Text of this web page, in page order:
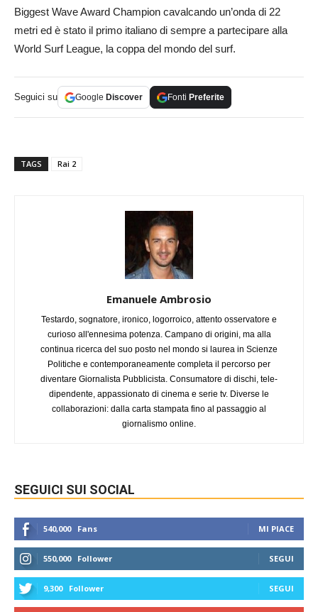
Biggest Wave Award Champion cavalcando un’onda di 22
metri ed è stato il primo italiano di sempre a partecipare alla
World Surf League, la coppa del mondo del surf.
Seguici su Google Discover Fonti Preferite
TAGS Rai 2
Emanuele Ambrosio
Testardo, sognatore, ironico, logorroico, attento osservatore e
curioso all'ennesima potenza. Campano di origini, ma alla
continua ricerca del suo posto nel mondo si laurea in Scienze
Politiche e contemporaneamente completa il percorso per
diventare Giornalista Pubblicista. Consumatore di dischi, tele-
dipendente, appassionato di cinema e serie tv. Diverse le
collaborazioni: dalla carta stampata fino al passaggio al
giornalismo online.
SEGUICI SUI SOCIAL
540,000 Fans MI PIACE
550,000 Follower SEGUI
9,300 Follower SEGUI